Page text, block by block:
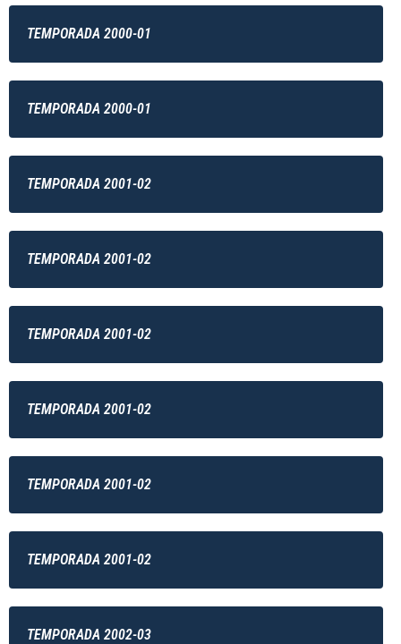
TEMPORADA 2000-01
TEMPORADA 2000-01
TEMPORADA 2001-02
TEMPORADA 2001-02
TEMPORADA 2001-02
TEMPORADA 2001-02
TEMPORADA 2001-02
TEMPORADA 2001-02
TEMPORADA 2002-03